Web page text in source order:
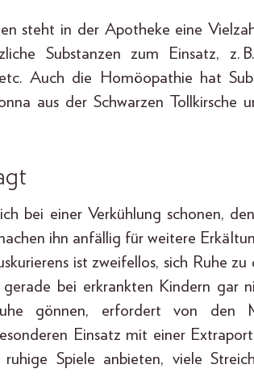
steht in der Apotheke eine
Substanzen zum Einsatz, z.
Auch die Homöopathie hat
aus der Schwarzen
bei einer Verkühlung schonen,
ihn anfällig für weitere
ist zweifellos, sich Ruhe zu
bei erkrankten Kindern gar
gönnen, erfordert von den
Einsatz mit einer
Spiele anbieten, viele